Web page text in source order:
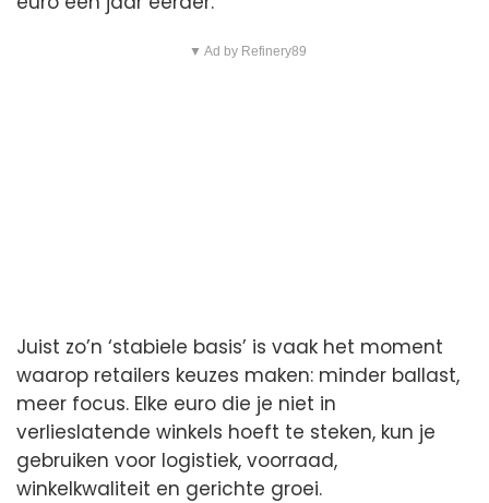
▼ Ad by Refinery89
Juist zo’n ‘stabiele basis’ is vaak het moment
waarop retailers keuzes maken: minder ballast,
meer focus. Elke euro die je niet in
verlieslatende winkels hoeft te steken, kun je
gebruiken voor logistiek, voorraad,
winkelkwaliteit en gerichte groei.